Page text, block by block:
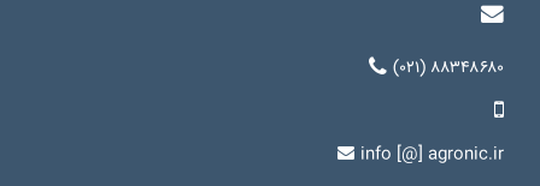
(۰۲۱) ۸۸۳۴۸۶۸۰
info [@] agronic.ir